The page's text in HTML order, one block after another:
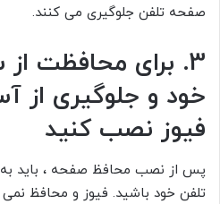
صفحه تلفن جلوگیری می کنند.
3. برای محافظت
خود و جلوگیری از
فیوز نصب کنید
پس از نصب محافظ صفحه ، باید به
تلفن خود باشید. فیوز و محافظ نمی